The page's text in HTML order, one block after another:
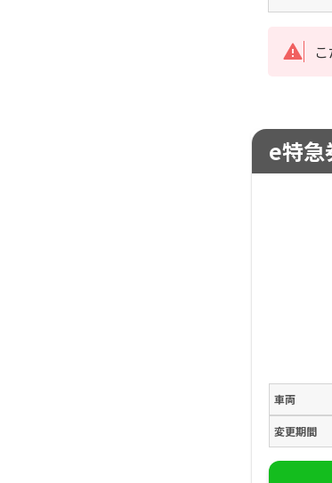
e特急
車両
変更期間